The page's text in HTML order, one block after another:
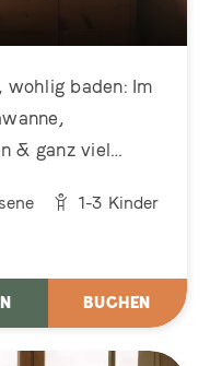
wohlig baden: Im
& ganz viel
wunderbar!
1-3 Kinder
BUCHEN